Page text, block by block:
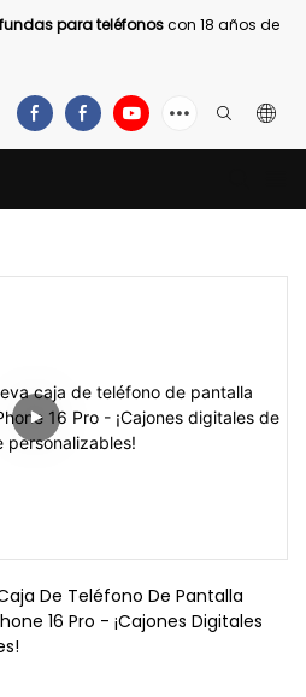
para teléfonoscon 18 años de
De Teléfono De Pantalla
16 Pro - ¡Cajones Digitales